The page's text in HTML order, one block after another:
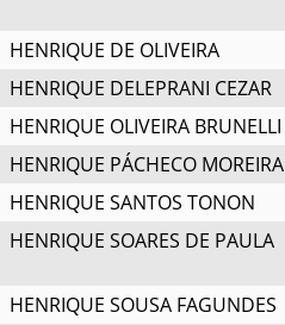
HENRIQUE DE OLIVEIRA
HENRIQUE DELEPRANI CEZAR
HENRIQUE OLIVEIRA BRUNELLI
HENRIQUE PÁCHECO MOREIRA
HENRIQUE SANTOS TONON
HENRIQUE SOARES DE PAULA
HENRIQUE SOUSA FAGUNDES